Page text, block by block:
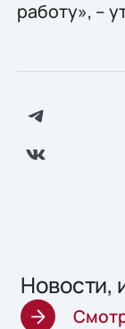
работу», –
Новости,